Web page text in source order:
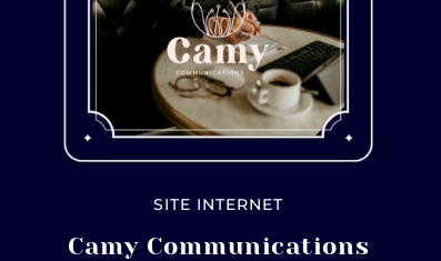
SITE INTERNET
Camy Communications